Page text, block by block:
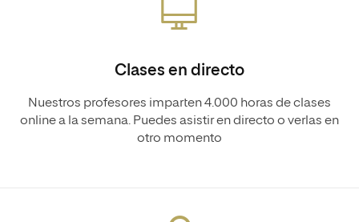
Clases en directo
Nuestros profesores imparten 4.000 horas de clases
online a la semana. Puedes asistir en directo o verlas en
otro momento